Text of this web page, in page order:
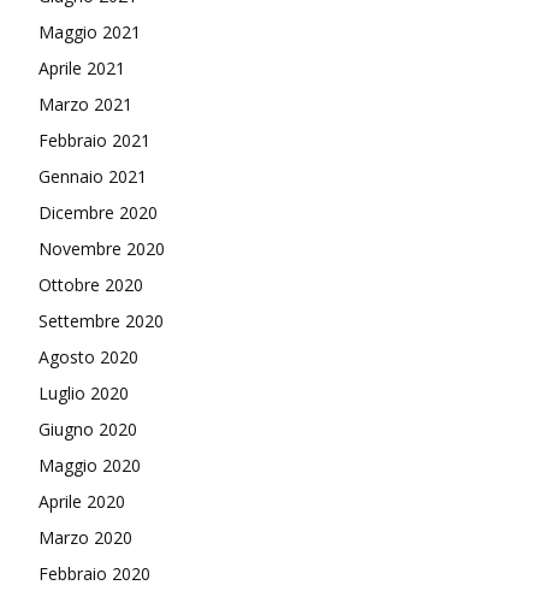
Maggio 2021
Aprile 2021
Marzo 2021
Febbraio 2021
Gennaio 2021
Dicembre 2020
Novembre 2020
Ottobre 2020
Settembre 2020
Agosto 2020
Luglio 2020
Giugno 2020
Maggio 2020
Aprile 2020
Marzo 2020
Febbraio 2020